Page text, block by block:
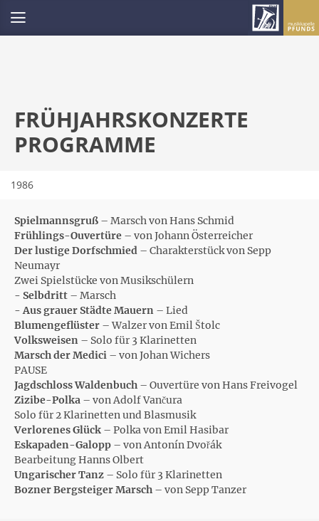
FRÜHJAHRSKONZERTE
PROGRAMME
1986
Spielmannsgruß – Marsch von Hans Schmid
Frühlings-Ouvertüre – von Johann Österreicher
Der lustige Dorfschmied – Charakterstück von Sepp
Neumayr
Zwei Spielstücke von Musikschülern
- Selbdritt – Marsch
- Aus grauer Städte Mauern – Lied
Blumengeflüster – Walzer von Emil Štolc
Volksweisen – Solo für 3 Klarinetten
Marsch der Medici – von Johan Wichers
PAUSE
Jagdschloss Waldenbuch – Ouvertüre von Hans Freivogel
Zizibe-Polka – von Adolf Vančura
Solo für 2 Klarinetten und Blasmusik
Verlorenes Glück – Polka von Emil Hasibar
Eskapaden-Galopp – von Antonín Dvořák
Bearbeitung Hanns Olbert
Ungarischer Tanz – Solo für 3 Klarinetten
Bozner Bergsteiger Marsch – von Sepp Tanzer